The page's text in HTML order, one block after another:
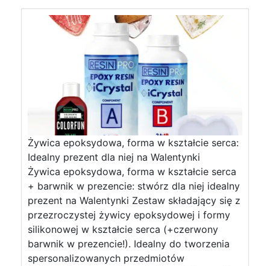
Żywica epoksydowa, forma w kształcie serca:
Idealny prezent dla niej na Walentynki
Żywica epoksydowa, forma w kształcie serca
+ barwnik w prezencie: stwórz dla niej idealny
prezent na Walentynki Zestaw składający się z
przezroczystej żywicy epoksydowej i formy
silikonowej w kształcie serca (+czerwony
barwnik w prezencie!). Idealny do tworzenia
spersonalizowanych przedmiotów